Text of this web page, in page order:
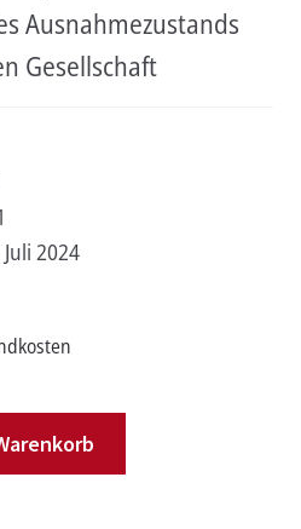
Ausnahmezustands
Gesellschaft
Juli 2024